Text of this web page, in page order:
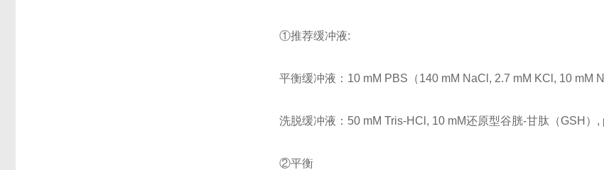
①推荐缓冲液:
平衡缓冲液：10 mM PBS（140 mM NaCl, 2.7 mM KCl, 10 mM
洗脱缓冲液：50 mM Tris-HCl, 10 mM还原型谷胱-甘肽（GSH）,
②平衡